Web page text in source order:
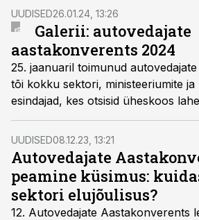
UUDISED26.01.24, 13:26
Galerii: autovedajate
aastakonverents 2024
25. jaanuaril toimunud
tõi kokku sektori, ministeeriumite ja
esindajad, kes otsisid üheskoos
maanteetranspordi kõige
Nii mõnigi teema tuli poliitikutele
kostus ka lubadusi teemadega
hakata.
UUDISED08.12.23, 13:21
Autovedajate
peamine küsimus:
sektori elujõulisus?
12. Autovedajate Aastakonverents